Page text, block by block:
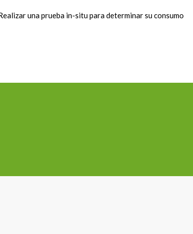
una prueba in-situ para determinar su consumo